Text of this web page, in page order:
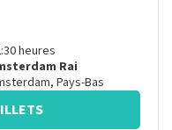
heures
Rai
, Pays-Bas